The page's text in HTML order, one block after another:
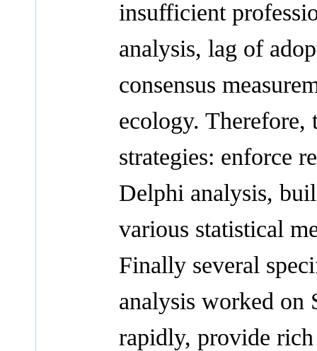
insufficient
analysis, lag of
consensus
ecology. Therefore,
strategies: enforce
Delphi analysis,
various statistical
Finally several
analysis worked on
rapidly, provide